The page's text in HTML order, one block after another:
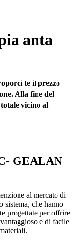
anta
te il prezzo
Alla fine del
vicino al
GEALAN
al mercato di
che hanno
progettate per offrire
e di facile